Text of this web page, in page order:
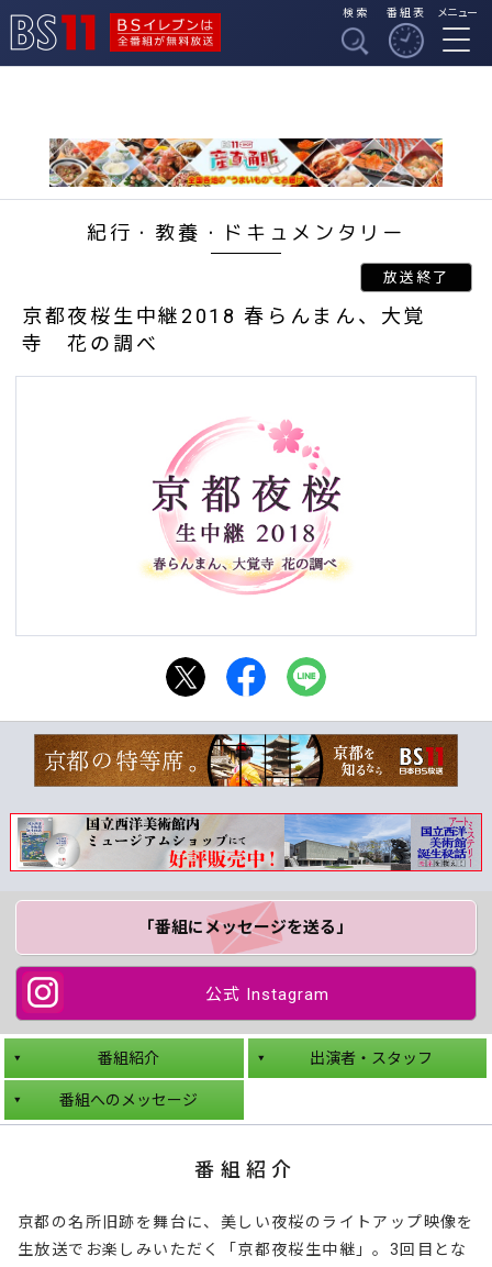
BSイレブンは全番組
検索 番組表 メニュー
紀行・教養・ドキュメンタリー
京都夜桜生中継2018 春らんまん、大覚
寺 花の調べ
「番組にメッセージを送る」
公式 Instagram
番組紹介 出演者・スタッフ
番組へのメッセージ
番組紹介
京都の名所旧跡を舞台に、美しい夜桜のライトアップ映像を
生放送でお楽しみいただく「京都夜桜生中継」。3回目とな